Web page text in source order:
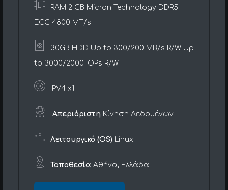
RAM 2 GB Micron Technology DDR5
ECC 4800 MT/s
30GB HDD Up to 300/200 MB/s R/W Up
to 3000/2000 IOPs R/W
IPV4 x1
Απεριόριστη Κίνηση Δεδομένων
Λειτουργικό (OS) Linux
Τοποθεσία Αθήνα, Ελλάδα